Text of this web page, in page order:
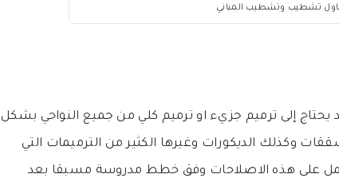
تشطيب وتشطيب المباني
إلى ترميم جزيء او ترميم كلي من جميع النواحي بشكل
وكذلك الديكورات وغيرها الكثير من الترميمات التي
على هذه الاصلاحات وفق خطط مدروسة مسبقا بعد